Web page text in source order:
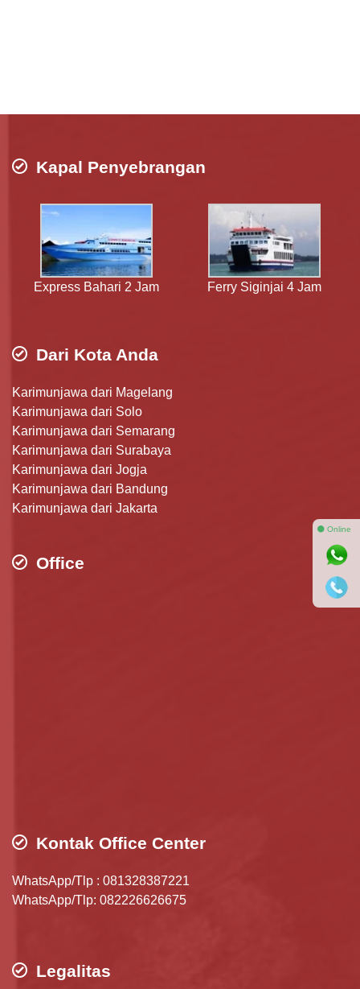
Kapal Penyebrangan
Express Bahari 2 Jam Ferry Siginjai 4 Jam
Dari Kota Anda
Karimunjawa dari Magelang
Karimunjawa dari Solo
Karimunjawa dari Semarang
Karimunjawa dari Surabaya
Karimunjawa dari Jogja
Karimunjawa dari Bandung
Karimunjawa dari Jakarta
Office
Kontak Office Center
WhatsApp/Tlp : 081328387221
WhatsApp/Tlp: 082226626675
Legalitas
⚫ Online